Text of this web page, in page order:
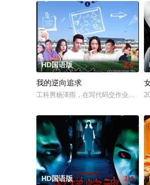
HD国语版 2.0
我的逆向追求
工科男杨泽雨，在写代码交作业的时
HD国语版 1.0